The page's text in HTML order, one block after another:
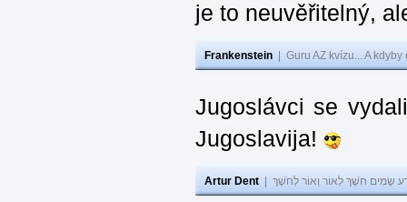
je to neuvěřitelný,
Frankenstein Guru AZ kvízu... A
Jugoslávci se
Jugoslavija!
Artur Dent שָׂמִים חֹשֶׁךְ לְאוֹר וְאוֹר לְחֹשֶׁךְ